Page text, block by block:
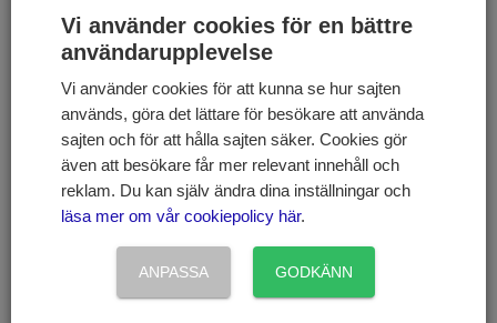
Lundin bodde på en 120 hektar stor gård nära Romblaz i
Frankrike med hustrun Eva, som var hästuppfödare. De
hade två söner, Lukas och Ian, som tog över koncernen.
Han diagnostiserades med leukemi fyra år innan sin död
och avled den 30 september 2006 vid 73 års ålder. Hans
aska spreds över gårdens ängar enligt hans önskan.
Vi använder cookies för en bättre
användarupplevelse
Vi använder cookies för att kunna se hur sajten
används, göra det lättare för besökare att använda
sajten och för att hålla sajten säker. Cookies gör
även att besökare får mer relevant innehåll och
reklam. Du kan själv ändra dina inställningar och
läsa mer om vår cookiepolicy här.
ANPASSA GODKÄNN